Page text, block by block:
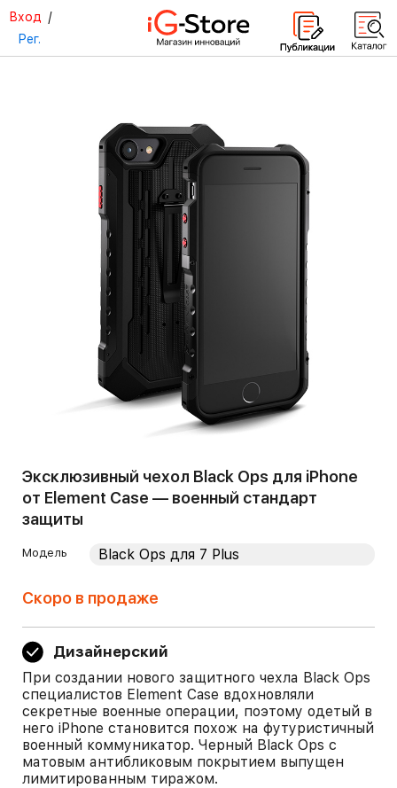
Вход /
Рег.
Эксклюзивный чехол Black Ops для iPhone
от Element Case — военный стандарт
защиты
Модель
Скоро в продаже
Дизайнерский
При создании нового защитного чехла Black Ops
специалистов Element Case вдохновляли
секретные военные операции, поэтому одетый в
него iPhone становится похож на футуристичный
военный коммуникатор. Черный Black Ops с
матовым антибликовым покрытием выпущен
лимитированным тиражом.